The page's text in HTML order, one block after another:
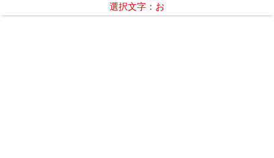
選択文字：お